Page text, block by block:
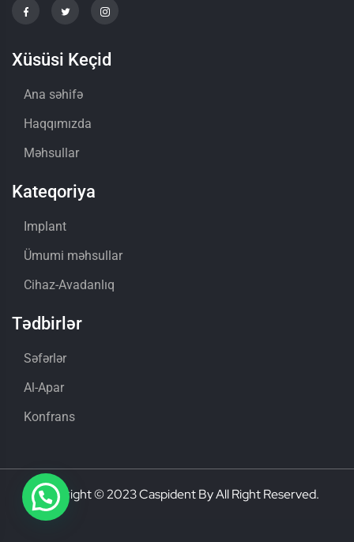
Xüsüsi Keçid
Ana səhifə
Haqqımızda
Məhsullar
Kateqoriya
Implant
Ümumi məhsullar
Cihaz-Avadanlıq
Tədbirlər
Səfərlər
Al-Apar
Konfrans
Copyright © 2023 Caspident By All Right Reserved.
Sizə necə komək edə bilərik?